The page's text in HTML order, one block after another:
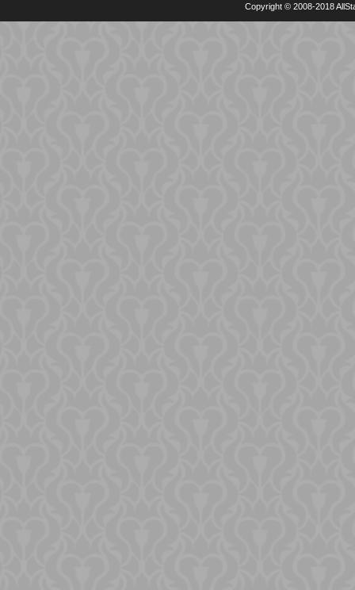
Copyright © 2008-2018